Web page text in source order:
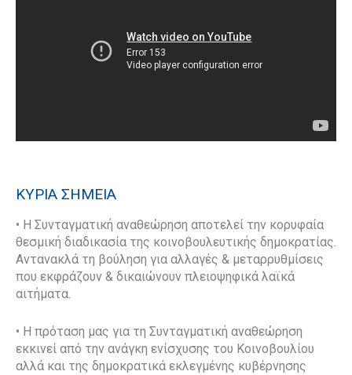
ΚΥΡΙΑ ΣΗΜΕΙΑ
• Η Συνταγματική αναθεώρηση αποτελεί την κορυφαία
θεσμική διαδικασία της κοινοβουλευτικής δημοκρατίας.
Αντανακλά τη βούληση για αλλαγές & μεταρρυθμίσεις
που εκφράζουν & δικαιώνουν πλειοψηφικά λαϊκά
αιτήματα.
• Η πρόταση μας για τη Συνταγματική αναθεώρηση
εκκινεί από την ανάγκη ενίσχυσης του Κοινοβουλίου
αλλά και της δημοκρατικά εκλεγμένης κυβέρνησης